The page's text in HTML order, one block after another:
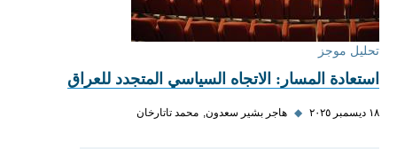
تحليل موجز
استعادة المسار: الاتجاه السياسي المتجدد للعراق
١٨ ديسمبر ٢٠٢٥ ◆ هاجر بشير سعدون محمد تاتارخان